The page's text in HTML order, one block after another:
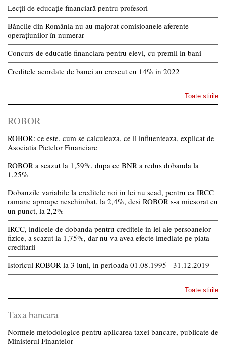
Lecții de educație financiară pentru profesori
Băncile din România nu au majorat comisioanele aferente
operațiunilor în numerar
Concurs de educatie financiara pentru elevi, cu premii in bani
Creditele acordate de banci au crescut cu 14% in 2022
Toate stirile
ROBOR
ROBOR: ce este, cum se calculeaza, ce il influenteaza, explicat de
Asociatia Pietelor Financiare
ROBOR a scazut la 1,59%, dupa ce BNR a redus dobanda la
1,25%
Dobanzile variabile la creditele noi in lei nu scad, pentru ca IRCC
ramane aproape neschimbat, la 2,4%, desi ROBOR s-a micsorat cu
un punct, la 2,2%
IRCC, indicele de dobanda pentru creditele in lei ale persoanelor
fizice, a scazut la 1,75%, dar nu va avea efecte imediate pe piata
creditarii
Istoricul ROBOR la 3 luni, in perioada 01.08.1995 - 31.12.2019
Toate stirile
Taxa bancara
Normele metodologice pentru aplicarea taxei bancare, publicate de
Ministerul Finantelor